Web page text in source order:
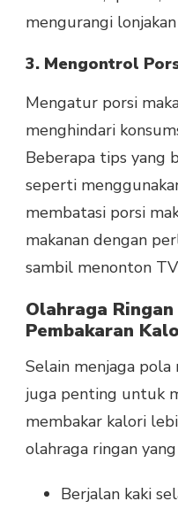
mengurangi
3. Mengontrol
Mengatur porsi
menghindari
Beberapa tips yang
seperti
membatasi porsi
makanan dengan
sambil menonton
Olahraga
Pembakaran
Selain menjaga pola
juga penting untuk
membakar kalori
olahraga ringan
Berjalan kaki